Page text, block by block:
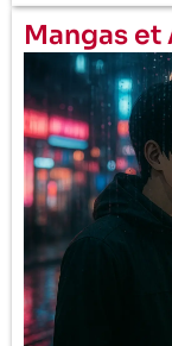
Mangas et